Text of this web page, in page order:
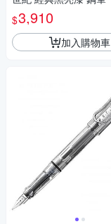
$3,910
加入購物車